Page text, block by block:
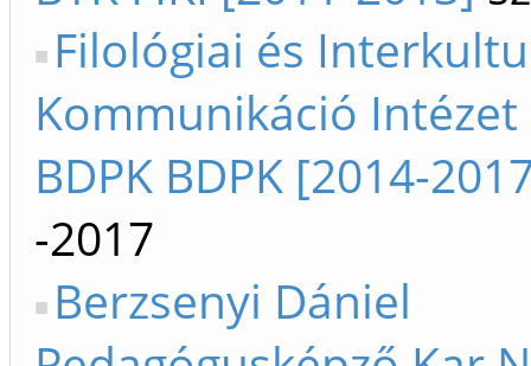
Filológiai és
Kommunikáció Intézet
BDPK BDPK [2014-
-2017
Berzsenyi Dániel